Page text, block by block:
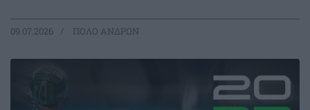
09.07.2026 ΠΟΛΟ ΑΝΔΡΩΝ